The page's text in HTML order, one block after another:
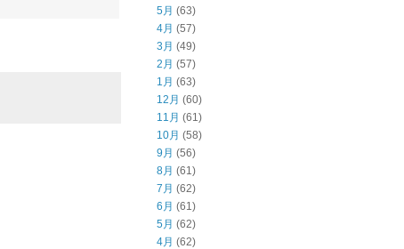
5月 (63)
4月 (57)
3月 (49)
2月 (57)
1月 (63)
12月 (60)
11月 (61)
10月 (58)
9月 (56)
8月 (61)
7月 (62)
6月 (61)
5月 (62)
4月 (62)